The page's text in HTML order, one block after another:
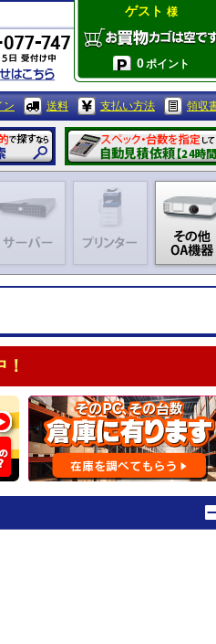
ゲスト 様
0ポイント
ン 送料 支払い方法 領収